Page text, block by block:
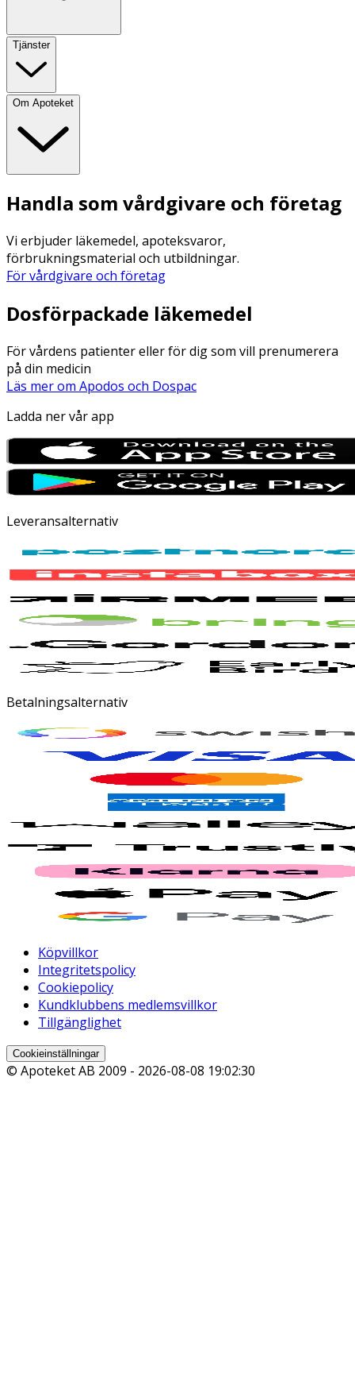
Tjänster
Om Apoteket
Handla som vårdgivare och företag
Vi erbjuder läkemedel, apoteksvaror,
förbrukningsmaterial och utbildningar.
För vårdgivare och företag
Dosförpackade läkemedel
För vårdens patienter eller för dig som vill prenumerera
på din medicin
Läs mer om Apodos och Dospac
Ladda ner vår app
Leveransalternativ
Betalningsalternativ
Köpvillkor
Integritetspolicy
Cookiepolicy
Kundklubbens medlemsvillkor
Tillgänglighet
Cookieinställningar
© Apoteket AB 2009 - 2026-08-08 19:02:30